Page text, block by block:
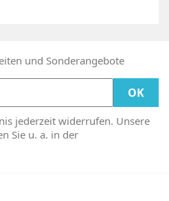
und Sonderangebote
jederzeit widerrufen. Unsere
Sie u. a. in der